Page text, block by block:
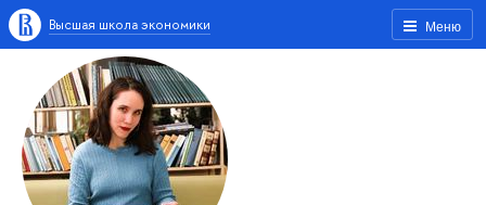
Меню
Высшая школа экономики